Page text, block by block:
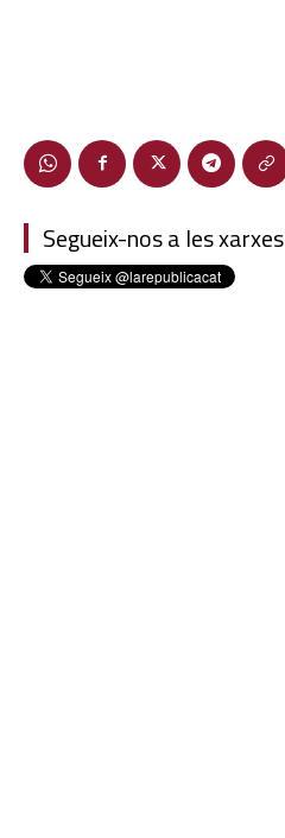
Segueix-nos a les xarxes